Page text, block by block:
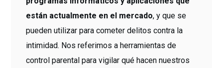
están actualmente en el mercado, y que se
pueden utilizar para cometer delitos contra la
intimidad. Nos referimos a herramientas de
control parental para vigilar qué hacen nuestros